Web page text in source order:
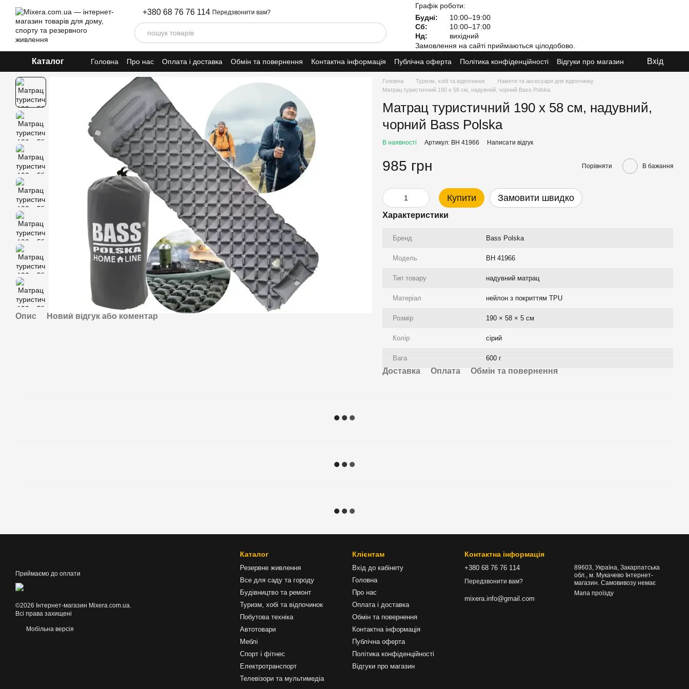
Перейти до основного контенту +380 68 76 76 114 Передзвонити вам?
Графік роботи:
Будні:
10:00–19:00
Сб:
10:00–17:00
Нд:
вихідний
Замовлення на сайті приймаються цілодобово.
Каталог Головна Про нас Оплата і доставка Обмін та повернення Контактна інформація Публічна оферта Політика конфіденційності Відгуки про магазин Вхід
Опис Новий відгук або коментар
Головна Туризм, хобі та відпочинок
Намети та аксесуари для відпочинку
Матрац туристичний 190 х 58 см, надувний, чорний Bass Polska
Матрац туристичний 190 х 58 см, надувний,
чорний Bass Polska
В наявності Артикул: BH 41966 Написати відгук
985 грн Порівняти В бажання
Купити Замовити швидко
Характеристики
Бренд Bass Polska
Модель BH 41966
Тип товару надувний матрац
Матеріал нейлон з покриттям TPU
Розмір 190 × 58 × 5 см
Колір сірий
Вага 600 г
Доставка Оплата Обмін та повернення
Приймаємо до оплати
©2026 Інтернет-магазин Mixera.com.ua.
Всі права захищені
Мобільна версія
Каталог
Резервне живлення
Все для саду та городу
Будівництво та ремонт
Туризм, хобі та відпочинок
Побутова техніка
Автотовари
Меблі
Спорт і фітнес
Електротранспорт
Телевізори та мультимедіа
Клієнтам
Вхід до кабінету
Головна
Про нас
Оплата і доставка
Обмін та повернення
Контактна інформація
Публічна оферта
Політика конфіденційності
Відгуки про магазин
Контактна інформація
+380 68 76 76 114
Передзвонити вам?
mixera.info@gmail.com
89603, Україна, Закарпатська
обл., м. Мукачево Інтернет-
магазин. Самовивозу немає
Мапа проїзду